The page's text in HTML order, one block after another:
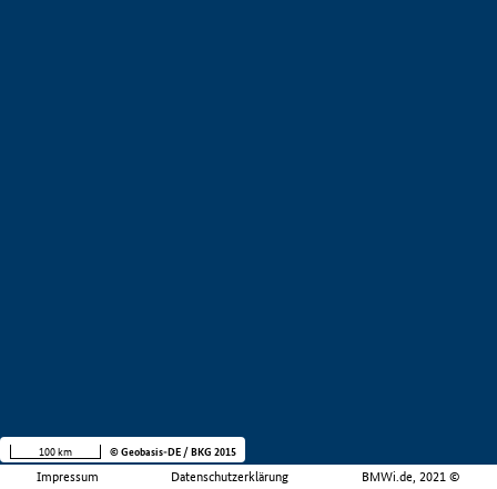
Impressum Datenschutzerklärung BMWi.de, 2021 ©
100 km © Geobasis-DE / BKG 2015